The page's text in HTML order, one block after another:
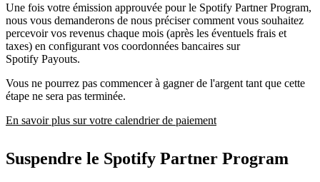
Une fois votre émission approuvée pour le Spotify Partner Program,
nous vous demanderons de nous préciser comment vous souhaitez
percevoir vos revenus chaque mois (après les éventuels frais et
taxes) en configurant vos coordonnées bancaires sur
Spotify Payouts.
Vous ne pourrez pas commencer à gagner de l'argent tant que cette
étape ne sera pas terminée.
En savoir plus sur votre calendrier de paiement
Suspendre le Spotify Partner Program